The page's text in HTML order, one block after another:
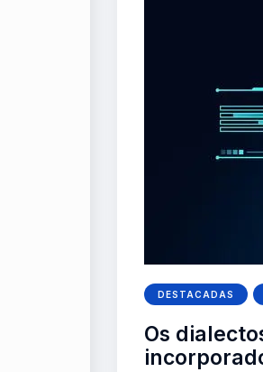
DESTACADAS
Os